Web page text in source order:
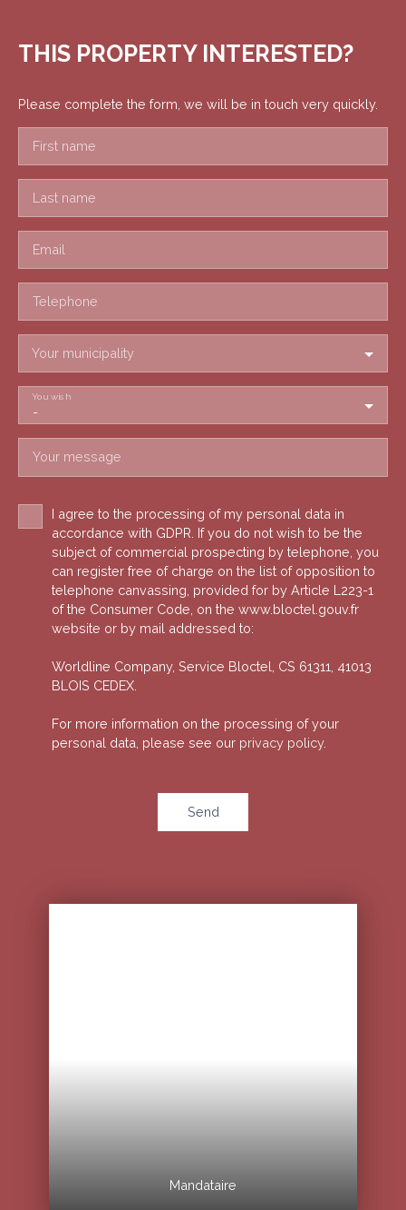
THIS PROPERTY INTERESTED?
Please complete the form, we will be in touch very quickly.
First name
Last name
Email
Telephone
Your municipality
-
You wish
Your message
I agree to the processing of my personal data in
accordance with GDPR. If you do not wish to be the
subject of commercial prospecting by telephone, you
can register free of charge on the list of opposition to
telephone canvassing, provided for by Article L223-1
of the Consumer Code, on the www.bloctel.gouv.fr
website or by mail addressed to:
Worldline Company, Service Bloctel, CS 61311, 41013
BLOIS CEDEX.
For more information on the processing of your
personal data, please see our privacy policy.
Send
Mandataire